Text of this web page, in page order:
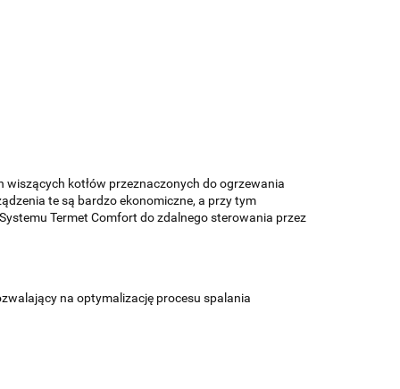
wiszących kotłów przeznaczonych do ogrzewania
te są bardzo ekonomiczne, a przy tym
Termet Comfort do zdalnego sterowania przez
na optymalizację procesu spalania